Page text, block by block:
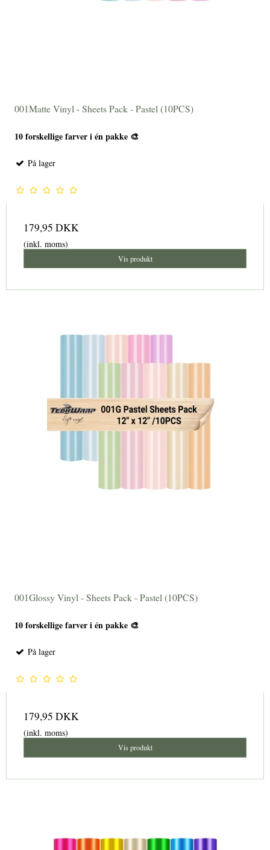
001Matte Vinyl - Sheets Pack - Pastel (10PCS)
10 forskellige farver i én pakke 🎨
På lager
179,95 DKK
(inkl. moms)
Vis produkt
001Glossy Vinyl - Sheets Pack - Pastel (10PCS)
10 forskellige farver i én pakke 🎨
På lager
179,95 DKK
(inkl. moms)
Vis produkt